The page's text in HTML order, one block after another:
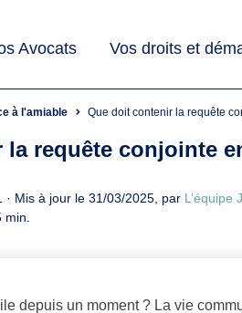
Avocats Vos droits et
à l'amiable Que doit contenir la requête
requête conjointe
· Mis à jour le 31/03/2025, par L’équipe
depuis un moment ? La vie